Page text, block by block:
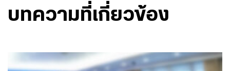
บทความที่เกี่ยวข้อง